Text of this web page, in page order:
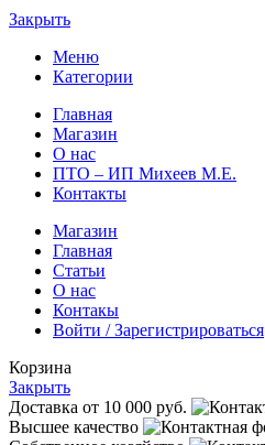
Закрыть
Меню
Категории
Главная
Магазин
О нас
ПТО – ИП Михеев М.Е.
Контакты
Магазин
Главная
Статьи
О нас
Контакы
Войти / Зарегистрироваться
Корзина
Закрыть
Доставка от 10 000 руб.
Высшее качество